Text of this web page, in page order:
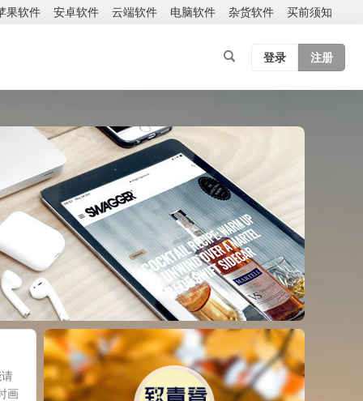
果软件 安卓软件 云端软件 电脑软件 杂货软件 买前须知
登录 注册
画